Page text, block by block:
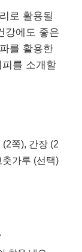
로 활용될
강에도 좋은
를 활용한
를 소개할
쪽), 간장 (2
가루 (선택)